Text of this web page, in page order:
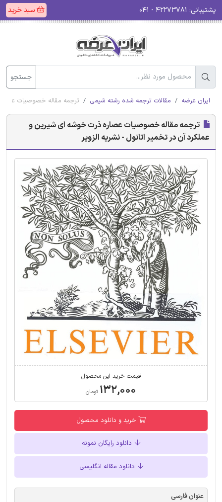
پشتیبانی: سبد خرید
جستجو
ایران عرضه مقالات ترجمه شده رشته شیمی ترجمه مقاله خصوصیات
ترجمه مقاله خصوصیات عصاره ذرت خوشه ای شیرین و
عملکرد آن در تخمیر اتانول - نشریه الزویر
قیمت خرید این محصول
۱۳۲,۰۰۰ تومان
خرید و دانلود محصول
دانلود رایگان نمونه
دانلود مقاله انگلیسی
عنوان فارسی